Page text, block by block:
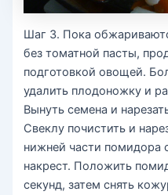
Шаг 3. Пока
без томатной пасты,
подготовкой овощей.
удалить плодоножку и
Вынуть семена и
Свеклу почистить и
нижней части помидора
накрест. Положить
секунд, затем снять